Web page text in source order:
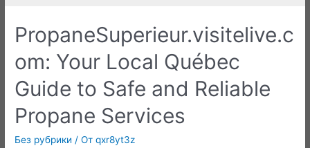
PropaneSuperieur.visitelive.c
om: Your Local Québec
Guide to Safe and Reliable
Propane Services
Без рубрики / От qxr8yt3z